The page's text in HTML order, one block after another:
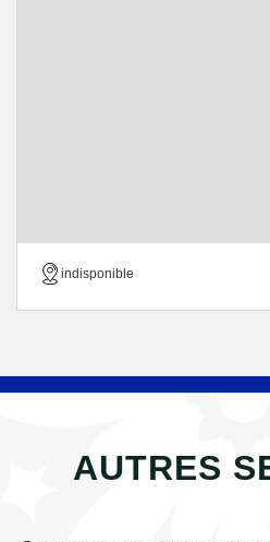
indisponible
AUTRES